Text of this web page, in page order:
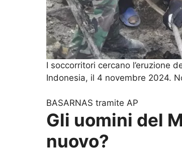
I soccorritori cercano l’eruzione
Indonesia, il 4 novembre 2024.
BASARNAS tramite AP
Gli uomini del
nuovo?